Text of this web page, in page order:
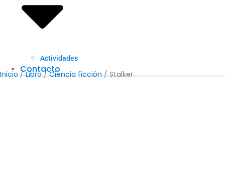
Actividades
Contacto
Inicio /Libro/Ciencia ficción / Stalker